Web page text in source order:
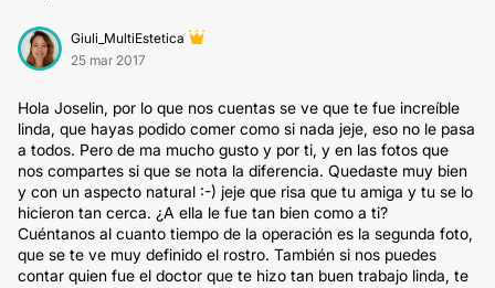
Giuli_MultiEstetica
25 mar 2017
Hola Joselin, por lo que nos cuentas se ve que te fue increíble
linda, que hayas podido comer como si nada jeje, eso no le pasa
a todos. Pero de ma mucho gusto y por ti, y en las fotos que
nos compartes si que se nota la diferencia. Quedaste muy bien
y con un aspecto natural :-) jeje que risa que tu amiga y tu se lo
hicieron tan cerca. ¿A ella le fue tan bien como a ti?
Cuéntanos al cuanto tiempo de la operación es la segunda foto,
que se te ve muy definido el rostro. También si nos puedes
contar quien fue el doctor que te hizo tan buen trabajo linda, te